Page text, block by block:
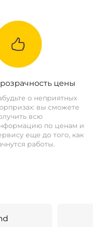
цены
о неприятных
вы сможете
всю
по ценам и
еще до того, как
работы.